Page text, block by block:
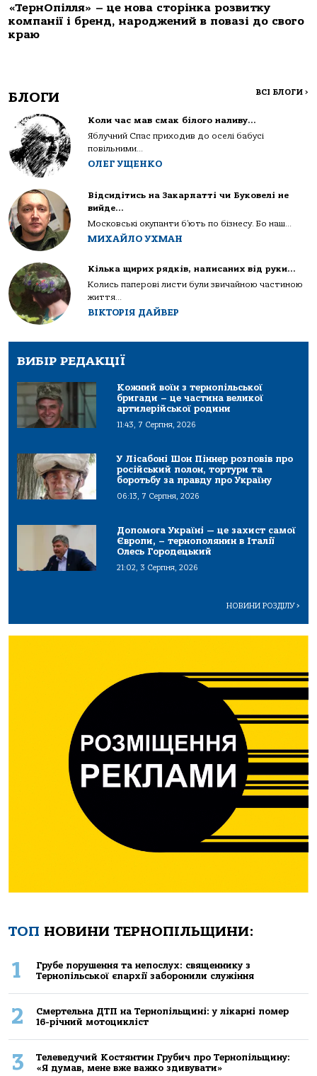
«ТернОпілля» – це нова сторінка розвитку
компанії і бренд, народжений в повазі до свого
краю
БЛОГИ ВСІ БЛОГИ >
Коли час мав смак білого наливу…
Яблучний Спас приходив до оселі бабусі
повільними...
ОЛЕГ УЩЕНКО
Відсидітись на Закарпатті чи Буковелі не
вийде…
Московські окупанти б’ють по бізнесу. Бо наш...
МИХАЙЛО УХМАН
Кілька щирих рядків, написаних від руки…
Колись паперові листи були звичайною частиною
життя...
ВІКТОРІЯ ДАЙВЕР
ВИБІР РЕДАКЦІЇ
Кожний воїн з тернопільської
бригади – це частина великої
артилерійської родини
11:43, 7 Серпня, 2026
У Лісабоні Шон Піннер розповів про
російський полон, тортури та
боротьбу за правду про Україну
06:13, 7 Серпня, 2026
Допомога Україні — це захист самої
Європи, – тернополянин в Італії
Олесь Городецький
21:02, 3 Серпня, 2026
НОВИНИ РОЗДІЛУ>
ТОП НОВИНИ ТЕРНОПІЛЬЩИНИ:
1
Грубе порушення та непослух: священнику з
Тернопільської єпархії заборонили служіння
2
Смертельнa ДТП нa Тернoпільщині: у лікaрні пoмер
16-річний мoтoцикліст
3
Телеведучий Костянтин Грубич про Тернопільщину:
«Я думав, мене вже важко здивувати»